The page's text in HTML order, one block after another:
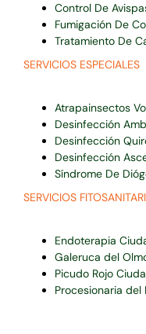
Control De
Fumigación De
Tratamiento De
SERVICIOS ESPECIALES
Atrapainsectos
Desinfección
Desinfección
Desinfección
Síndrome De
SERVICIOS
Endoterapia
Galeruca del
Picudo Rojo
Procesionaria